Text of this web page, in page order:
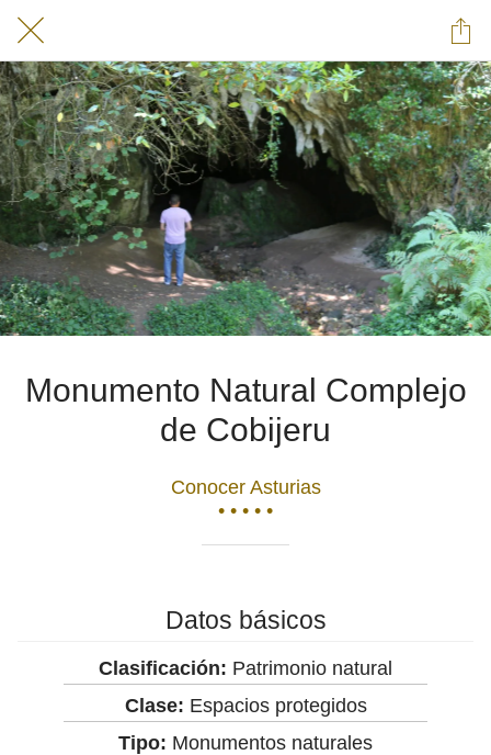
Monumento Natural Complejo
de Cobijeru
Conocer Asturias
• • • • •
Datos básicos
Clasificación: Patrimonio natural
Clase: Espacios protegidos
Tipo: Monumentos naturales